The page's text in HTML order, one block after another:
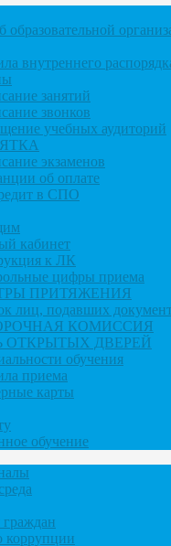
образовательной
внутреннего
занятий
звонков
учебных аудиторий
экзаменов
об оплате
в СПО
кабинет
к ЛК
цифры приема
ПРИТЯЖЕНИЯ
лиц, подавших
КОМИССИЯ
ОТКРЫТЫХ ДВЕРЕЙ
обучения
приема
карты
обучение
коррупции